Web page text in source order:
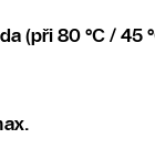
(při 80 °C / 45